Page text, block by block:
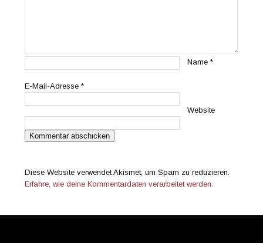
Name*
E-Mail-Adresse*
Website
Diese Website verwendet Akismet, um Spam zu reduzieren.
Erfahre, wie deine Kommentardaten verarbeitet werden.